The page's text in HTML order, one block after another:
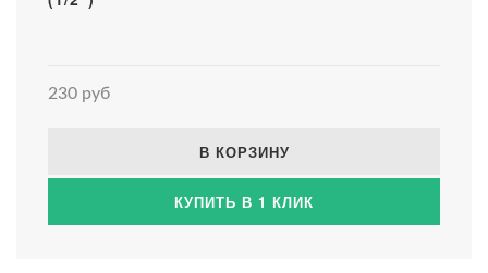
230 руб
В КОРЗИНУ
КУПИТЬ В 1 КЛИК